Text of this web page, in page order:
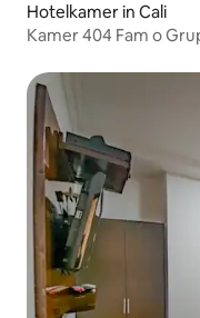
Hotelkamer in Cali
Kamer 404 Fam o